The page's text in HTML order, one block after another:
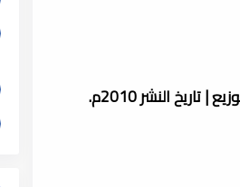
النشر 2010م.